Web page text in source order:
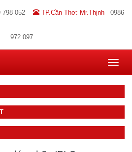
798 052 TP.Cần Thơ: Mr.Thịnh - 0986
972 097
Toggle